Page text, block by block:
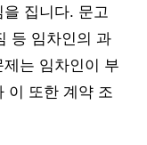
집니다. 문고
등 임차인의 과
는 임차인이 부
이 또한 계약 조